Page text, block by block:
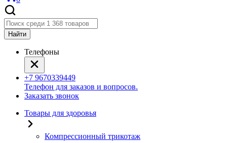
Найти
Телефоны
+7 9670339449
Телефон для заказов и вопросов.
Заказать звонок
Товары для здоровья
Компрессионный трикотаж